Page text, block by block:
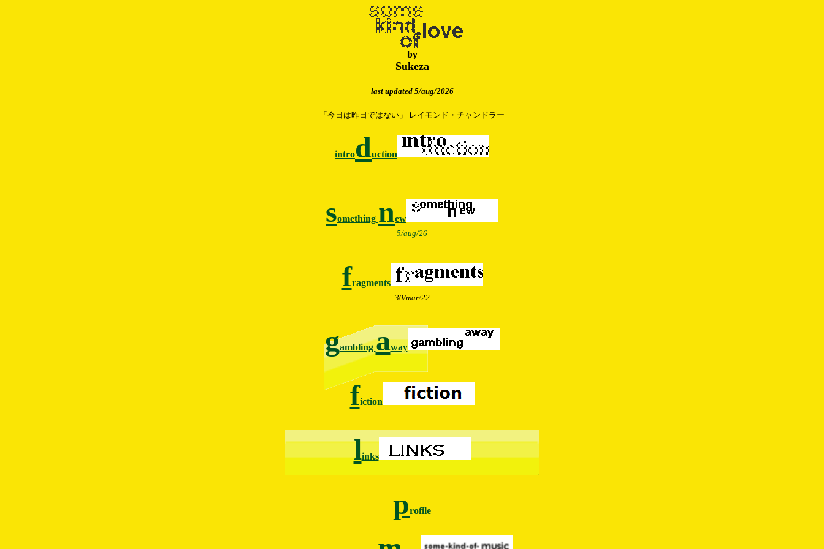
by
Sukeza
last updated 5/aug/2026
「今日は昨日ではない」 レイモンド・チャンドラー
introduction
something new
5/aug/26
fragments
30/mar/22
gambling away
fiction
links
profile